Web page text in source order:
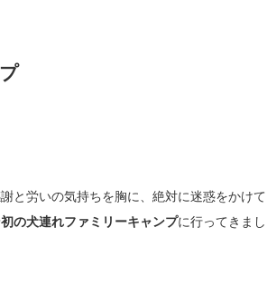
と労いの気持ちを胸に、絶対に迷惑をかけて
の犬連れファミリーキャンプに行ってきまし